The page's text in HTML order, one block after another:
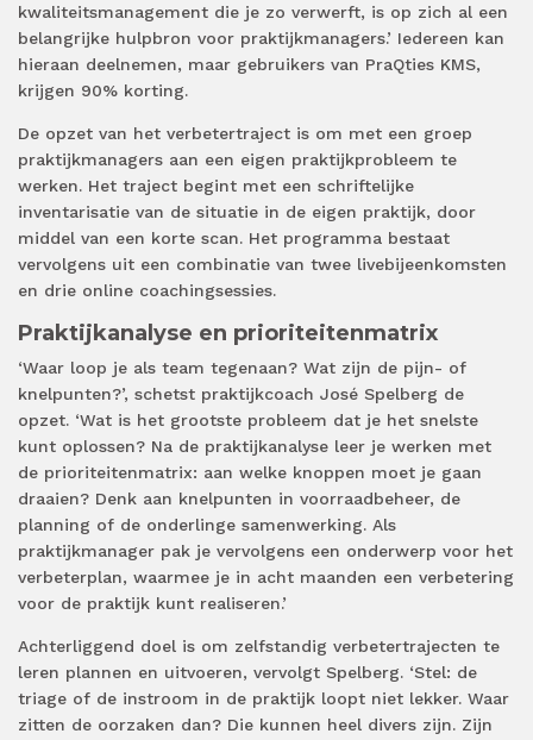
kwaliteitsmanagement die je zo verwerft, is op zich al een
belangrijke hulpbron voor praktijkmanagers.’ Iedereen kan
hieraan deelnemen, maar gebruikers van PraQties KMS,
krijgen 90% korting.
De opzet van het verbetertraject is om met een groep
praktijkmanagers aan een eigen praktijkprobleem te
werken. Het traject begint met een schriftelijke
inventarisatie van de situatie in de eigen praktijk, door
middel van een korte scan. Het programma bestaat
vervolgens uit een combinatie van twee livebijeenkomsten
en drie online coachingsessies.
Praktijkanalyse en prioriteitenmatrix
‘Waar loop je als team tegenaan? Wat zijn de pijn- of
knelpunten?’, schetst praktijkcoach José Spelberg de
opzet. ‘Wat is het grootste probleem dat je het snelste
kunt oplossen? Na de praktijkanalyse leer je werken met
de prioriteitenmatrix: aan welke knoppen moet je gaan
draaien? Denk aan knelpunten in voorraadbeheer, de
planning of de onderlinge samenwerking. Als
praktijkmanager pak je vervolgens een onderwerp voor het
verbeterplan, waarmee je in acht maanden een verbetering
voor de praktijk kunt realiseren.’
Achterliggend doel is om zelfstandig verbetertrajecten te
leren plannen en uitvoeren, vervolgt Spelberg. ‘Stel: de
triage of de instroom in de praktijk loopt niet lekker. Waar
zitten de oorzaken dan? Die kunnen heel divers zijn. Zijn